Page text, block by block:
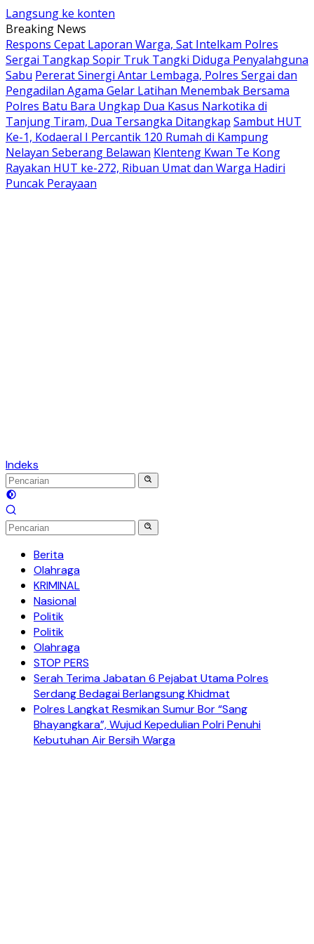
Langsung ke konten
Breaking News
Respons Cepat Laporan Warga, Sat Intelkam Polres
Sergai Tangkap Sopir Truk Tangki Diduga Penyalahguna
Sabu Pererat Sinergi Antar Lembaga, Polres Sergai dan
Pengadilan Agama Gelar Latihan Menembak Bersama
Polres Batu Bara Ungkap Dua Kasus Narkotika di
Tanjung Tiram, Dua Tersangka Ditangkap Sambut HUT
Ke-1, Kodaeral I Percantik 120 Rumah di Kampung
Nelayan Seberang Belawan Klenteng Kwan Te Kong
Rayakan HUT ke-272, Ribuan Umat dan Warga Hadiri
Puncak Perayaan
Indeks
Berita
Olahraga
KRIMINAL
Nasional
Politik
Politik
Olahraga
STOP PERS
Serah Terima Jabatan 6 Pejabat Utama Polres
Serdang Bedagai Berlangsung Khidmat
Polres Langkat Resmikan Sumur Bor “Sang
Bhayangkara”, Wujud Kepedulian Polri Penuhi
Kebutuhan Air Bersih Warga